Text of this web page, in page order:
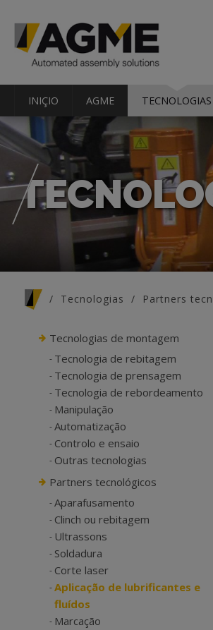
INIÇIO AGME TECNOLOGIAS
Tecnologias Partners
Tecnologias de montagem
Tecnologia de rebitagem
Tecnologia de prensagem
Tecnologia de rebordeamento
Manipulação
Automatização
Controlo e ensaio
Outras tecnologias
Partners tecnológicos
Aparafusamento
Clinch ou rebitagem
Ultrassons
Soldadura
Corte laser
Aplicação de lubrificantes e
fluídos
Marcação